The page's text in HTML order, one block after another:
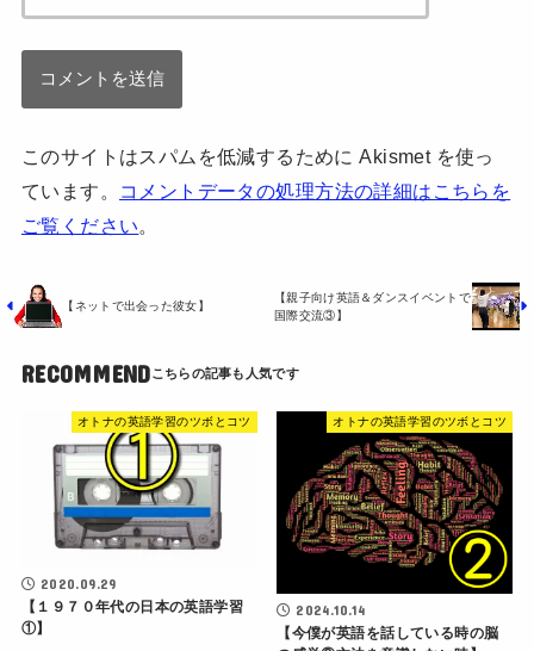
このサイトはスパムを低減するために Akismet を使っ
ています。
コメントデータの処理方法の詳細はこちらを
ご覧ください。
【ネットで出会った彼女】
【親子向け英語＆ダンスイベントで
国際交流③】
RECOMMEND
オトナの英語学習のツボとコツ
2020.09.29
【１９７０年代の日本の英語学習
①】
オトナの英語学習のツボとコツ
2024.10.14
【今僕が英語を話している時の脳